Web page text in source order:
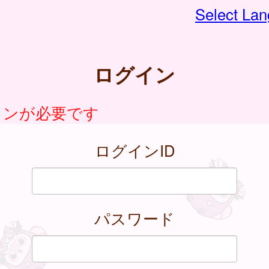
Select
ログイン
が必要です
ログインID
パスワード